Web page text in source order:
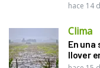
hace 14
Clima
En una
llover